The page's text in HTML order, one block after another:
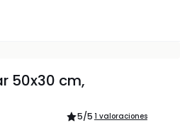
50x30 cm,
5/5 1 valoraciones